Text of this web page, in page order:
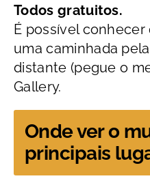
Todos gratuitos.
É possível
uma caminhada
distante (pegue o
Gallery.
Onde ver o
principais